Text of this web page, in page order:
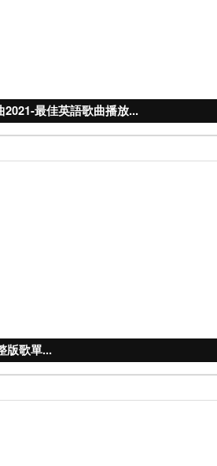
2021-最佳英語歌曲播放...
版歌單...